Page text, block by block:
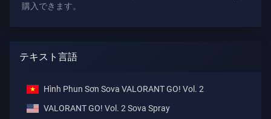
購入できます。
テキスト言語
Hình Phun Sơn Sova VALORANT GO! Vol. 2
VALORANT GO! Vol. 2 Sova Spray